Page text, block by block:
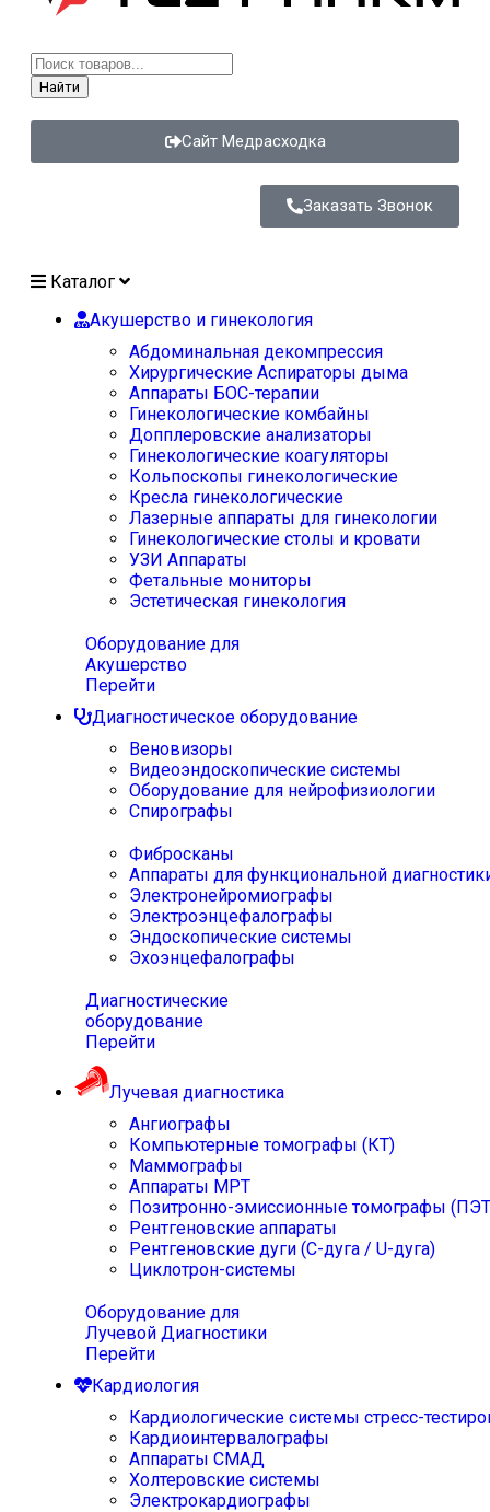
Найти
Сайт Медрасходка
Заказать Звонок
Каталог
Акушерство и гинекология
Абдоминальная декомпрессия
Хирургические Аспираторы дыма
Аппараты БОС-терапии
Гинекологические комбайны
Допплеровские анализаторы
Гинекологические коагуляторы
Кольпоскопы гинекологические
Кресла гинекологические
Лазерные аппараты для гинекологии
Гинекологические столы и кровати
УЗИ Аппараты
Фетальные мониторы
Эстетическая гинекология
Оборудование для
Акушерство
Перейти
Диагностическое оборудование
Веновизоры
Видеоэндоскопические системы
Оборудование для нейрофизиологии
Спирографы
Фибросканы
Аппараты для функциональной
Электронейромиографы
Электроэнцефалографы
Эндоскопические системы
Эхоэнцефалографы
Диагностические
оборудование
Перейти
Лучевая диагностика
Ангиографы
Компьютерные томографы (КТ)
Маммографы
Аппараты МРТ
Позитронно-эмиссионные томографы
Рентгеновские аппараты
Рентгеновские дуги (С-дуга / U-дуга)
Циклотрон-системы
Оборудование для
Лучевой Диагностики
Перейти
Кардиология
Кардиологические системы стресс-
Кардиоинтервалографы
Аппараты СМАД
Холтеровские системы
Электрокардиографы